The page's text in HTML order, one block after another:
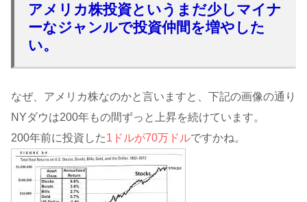
アメリカ株投資というまだ少しマイナ
ーなジャンルで投資仲間を増やした
い。
なぜ、アメリカ株なのかと言いますと、下記の画像の通り
NYダウは200年もの間ずっと上昇を続けています。
200年前に投資した1ドルが70万ドルですかね。